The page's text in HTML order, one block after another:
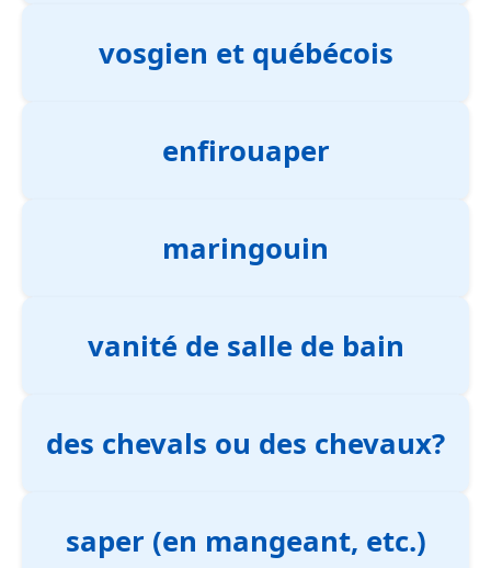
vosgien et québécois
enfirouaper
maringouin
vanité de salle de bain
des chevals ou des chevaux?
saper (en mangeant, etc.)